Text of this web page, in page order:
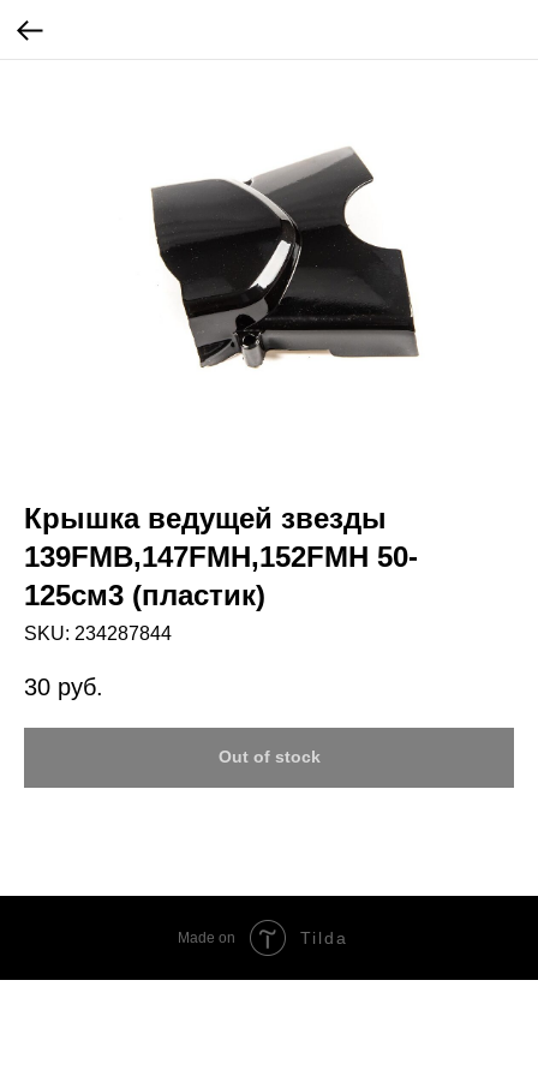
Крышка ведущей звезды
139FMB,147FMH,152FMH 50-
125см3 (пластик)
SKU: 234287844
30 руб.
Out of stock
Made on Tilda